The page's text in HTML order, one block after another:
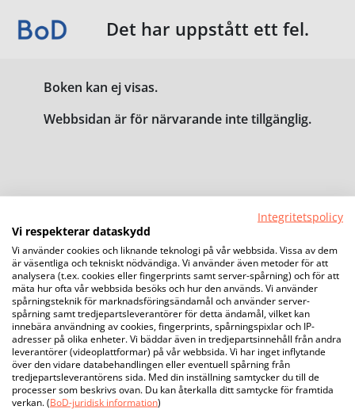
Det har uppstått ett fel.
Boken kan ej visas.
Webbsidan är för närvarande inte tillgänglig.
Integritetspolicy
Vi respekterar dataskydd
Vi använder cookies och liknande teknologi på vår webbsida. Vissa av dem
är väsentliga och tekniskt nödvändiga. Vi använder även metoder för att
analysera (t.ex. cookies eller fingerprints samt server-spårning) och för att
mäta hur ofta vår webbsida besöks och hur den används. Vi använder
spårningsteknik för marknadsföringsändamål och använder server-
spårning samt tredjepartsleverantörer för detta ändamål, vilket kan
innebära användning av cookies, fingerprints, spårningspixlar och IP-
adresser på olika enheter. Vi bäddar även in tredjepartsinnehåll från andra
leverantörer (videoplattformar) på vår webbsida. Vi har inget inflytande
över den vidare databehandlingen eller eventuell spårning från
tredjepartsleverantörens sida. Med din inställning samtycker du till de
processer som beskrivs ovan. Du kan återkalla ditt samtycke för framtida
verkan. (BoD-juridisk information)